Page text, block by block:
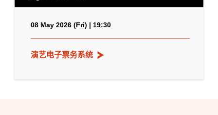
08 May 2026 (Fri) | 19:30
演艺电子票务系统